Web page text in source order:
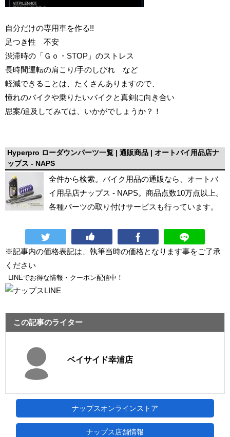
自分だけの専用車を作る!!
足つき性 不安
渋滞時の「Ｇｏ・STOP」のストレス
長時間運転の肩こり/手のしびれ など
軽減できることは、たくさんありますので、
憧れのバイクや乗りたいバイクと真剣に向き合い
思案/追及してみては、いかがでしょうか？！
Hyperpro ローダウンパーツ一覧 | 通販商品 | オートバイ用品店ナ
ップス - NAPS
全件から検索。バイク用品の通販なら、オートバ
イ用品店ナップス - NAPS。商品点数10万点以上。
各種パーツの取り付けサービスも行っています。
※記事内の価格表記は、執筆当時の価格となります事をご了承
ください
LINEでお得な情報・クーポン配信中！
この記事のライター
ベイサイド幸浦店
ナップスオンラインストア
ナップス店舗情報